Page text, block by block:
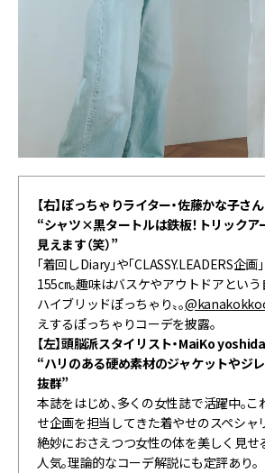
【右】ぽっちゃりライター・佐藤かな子さん
“シャツ×黒タートルは鉄板！トリックア
見えます（笑）”
「着回しDiary」や「CLASSY.LEADERS企画
155㎝。趣味はバスケやアウトドアという
ハイブリッドぽっちゃり〟。
えするぽっちゃりコーデを披露。
【左】頭脳派スタイリスト・MaiKo
“ハリのある硬め素材のジャケットやジ
抜群”
本誌をはじめ、多くの女性誌で活躍中。
せ企画を担当してきた着やせのスペシャ
絶妙におさえつつ女性の体を美しく見せ
人気。理論的なコーデ解説にも定評あり。